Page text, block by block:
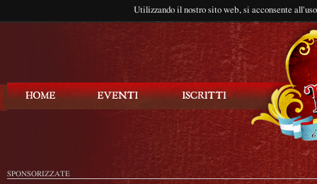
Utilizzando il nostro sito web, si acconsente
SPONSORIZZATE